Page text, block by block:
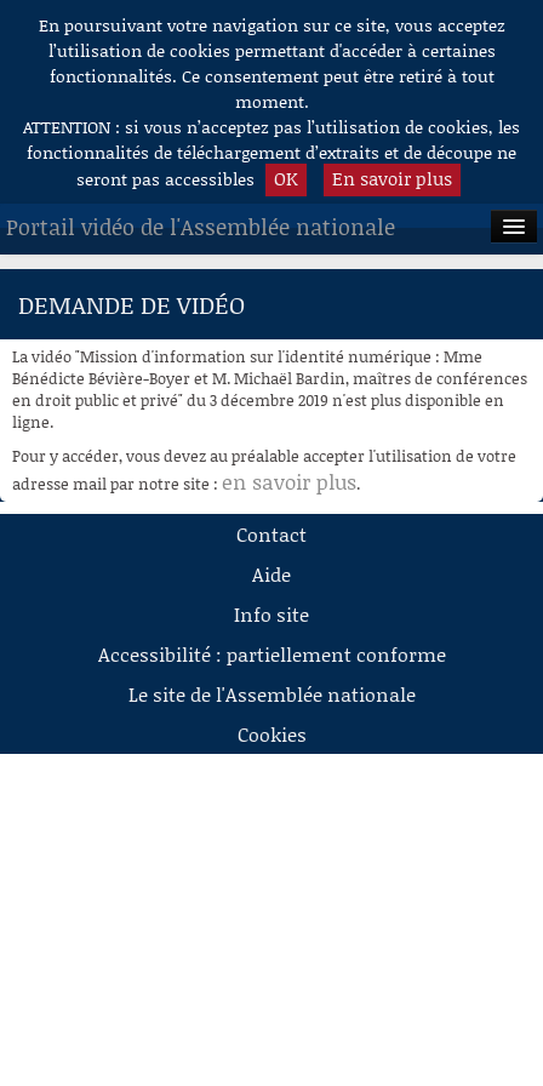
Aller au contenu
En poursuivant votre navigation sur ce site, vous acceptez
l’utilisation de cookies permettant d'accéder à certaines
fonctionnalités. Ce consentement peut être retiré à tout
moment.
ATTENTION : si vous n’acceptez pas l’utilisation de cookies, les
fonctionnalités de téléchargement d’extraits et de découpe ne
seront pas accessibles
OK En savoir plus
Portail vidéo de l'Assemblée nationale
ACCUEIL
À LA DEMANDE
RECHERCHE
AIDE À LA DÉCOUPE
DE VIDÉOS
DEMANDE DE VIDÉO
La vidéo "Mission d'information sur l'identité numérique : Mme
Bénédicte Bévière-Boyer et M. Michaël Bardin, maîtres de conférences
en droit public et privé" du 3 décembre 2019 n'est plus disponible en
ligne.
Pour y accéder, vous devez au préalable accepter l'utilisation de votre
adresse mail par notre site : en savoir plus.
Contact
Aide
Info site
Accessibilité : partiellement conforme
Le site de l'Assemblée nationale
Cookies